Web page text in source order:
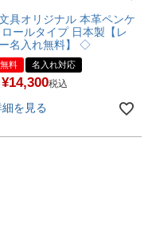
具オリジナル 本革ペンケ
ールタイプ 日本製【レ
名入れ無料】 ◇
料 名入れ対応
¥14,300税込
細を見る